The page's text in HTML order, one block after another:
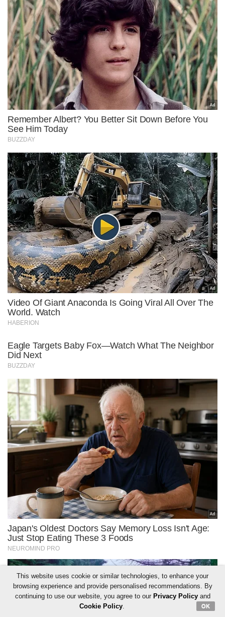
This website uses cookie or similar technologies, to enhance your
browsing experience and provide personalised recommendations. By
continuing to use our website, you agree to our Privacy Policyand
Cookie Policy. OK